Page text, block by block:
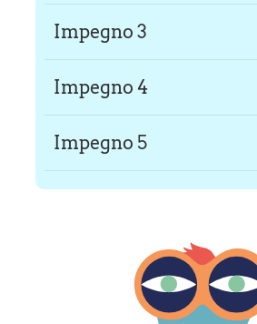
Impegno 3
Impegno 4
Impegno 5